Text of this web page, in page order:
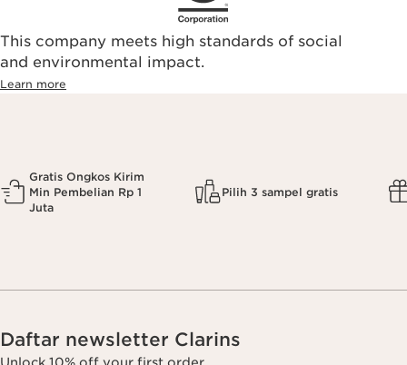
This company meets high standards of social
and environmental impact.
Learn more
Gratis Ongkos Kirim
Min Pembelian Rp 1
Juta
Pilih 3 sampel gratis
Daftar newsletter Clarins